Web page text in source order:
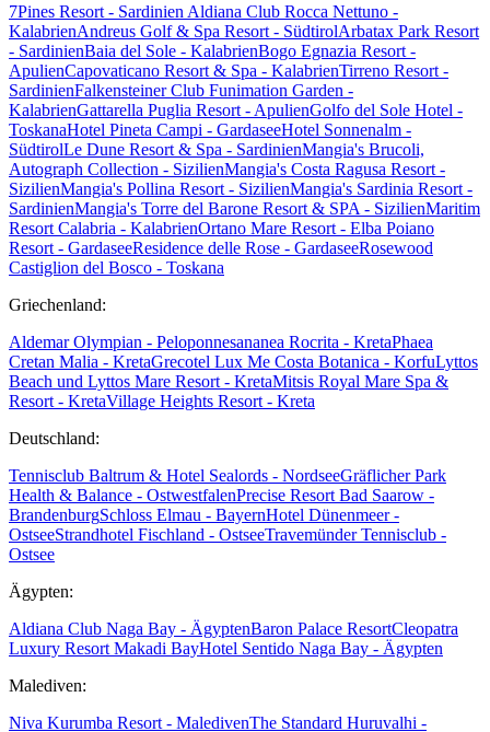
7Pines Resort - Sardinien Aldiana Club Rocca Nettuno -
KalabrienAndreus Golf & Spa Resort - SüdtirolArbatax Park Resort
- SardinienBaia del Sole - KalabrienBogo Egnazia Resort -
ApulienCapovaticano Resort & Spa - KalabrienTirreno Resort -
SardinienFalkensteiner Club Funimation Garden -
KalabrienGattarella Puglia Resort - ApulienGolfo del Sole Hotel -
ToskanaHotel Pineta Campi - GardaseeHotel Sonnenalm -
SüdtirolLe Dune Resort & Spa - SardinienMangia's Brucoli,
Autograph Collection - SizilienMangia's Costa Ragusa Resort -
SizilienMangia's Pollina Resort - SizilienMangia's Sardinia Resort -
SardinienMangia's Torre del Barone Resort & SPA - SizilienMaritim
Resort Calabria - KalabrienOrtano Mare Resort - Elba Poiano
Resort - GardaseeResidence delle Rose - GardaseeRosewood
Castiglion del Bosco - Toskana
Griechenland:
Aldemar Olympian - Peloponnesananea Rocrita - KretaPhaea
Cretan Malia - KretaGrecotel Lux Me Costa Botanica - KorfuLyttos
Beach und Lyttos Mare Resort - KretaMitsis Royal Mare Spa &
Resort - KretaVillage Heights Resort - Kreta
Deutschland:
Tennisclub Baltrum & Hotel Sealords - NordseeGräflicher Park
Health & Balance - OstwestfalenPrecise Resort Bad Saarow -
BrandenburgSchloss Elmau - BayernHotel Dünenmeer -
OstseeStrandhotel Fischland - OstseeTravemünder Tennisclub -
Ostsee
Ägypten:
Aldiana Club Naga Bay - ÄgyptenBaron Palace ResortCleopatra
Luxury Resort Makadi BayHotel Sentido Naga Bay - Ägypten
Malediven:
Niva Kurumba Resort - MaledivenThe Standard Huruvalhi -